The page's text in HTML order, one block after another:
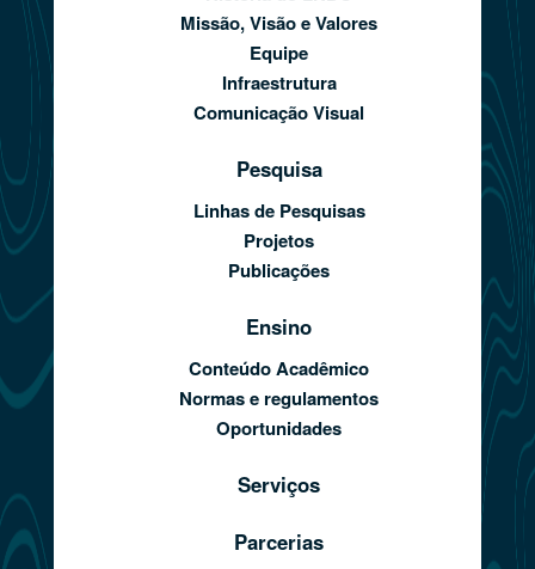
Missão, Visão e Valores
Equipe
Infraestrutura
Comunicação Visual
Pesquisa
Linhas de Pesquisas
Projetos
Publicações
Ensino
Conteúdo Acadêmico
Normas e regulamentos
Oportunidades
Serviços
Parcerias